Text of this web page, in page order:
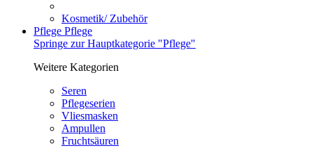
Kosmetik/ Zubehör
Pflege Pflege
Springe zur Hauptkategorie "Pflege"
Weitere Kategorien
Seren
Pflegeserien
Vliesmasken
Ampullen
Fruchtsäuren